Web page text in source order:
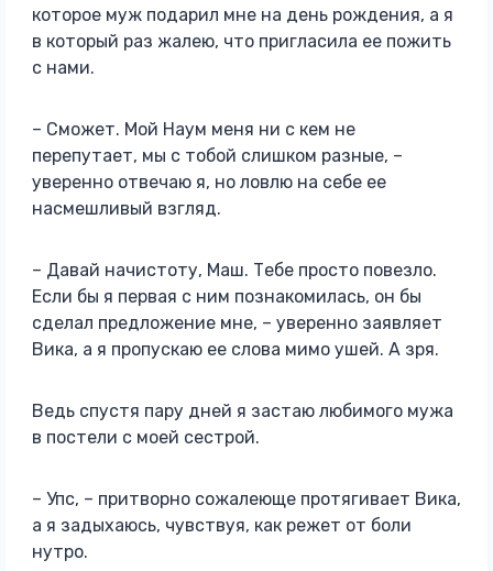
которое муж подарил мне на день рождения, а я
в который раз жалею, что пригласила ее пожить
с нами.
– Сможет. Мой Наум меня ни с кем не
перепутает, мы с тобой слишком разные, –
уверенно отвечаю я, но ловлю на себе ее
насмешливый взгляд.
– Давай начистоту, Маш. Тебе просто повезло.
Если бы я первая с ним познакомилась, он бы
сделал предложение мне, – уверенно заявляет
Вика, а я пропускаю ее слова мимо ушей. А зря.
Ведь спустя пару дней я застаю любимого мужа
в постели с моей сестрой.
– Упс, – притворно сожалеюще протягивает Вика,
а я задыхаюсь, чувствуя, как режет от боли
нутро.